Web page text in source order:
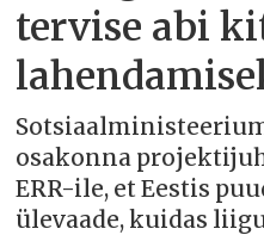
tervise abi
osakonna
ERR-ile, et Eestis
ülevaade, kuidas